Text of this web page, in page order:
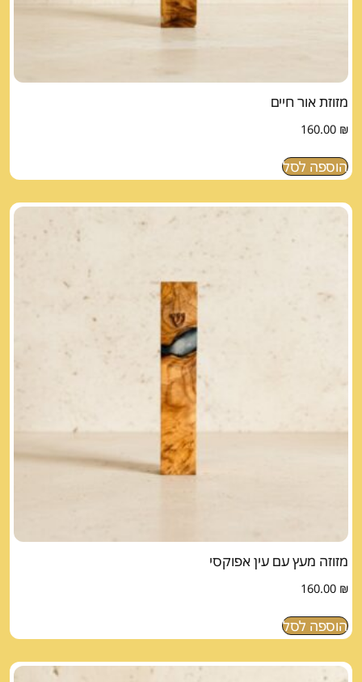
מזוזת אור חיים
160.00 ₪
הוספה לסל
מזוזה מעץ עם עין אפוקסי
160.00 ₪
הוספה לסל